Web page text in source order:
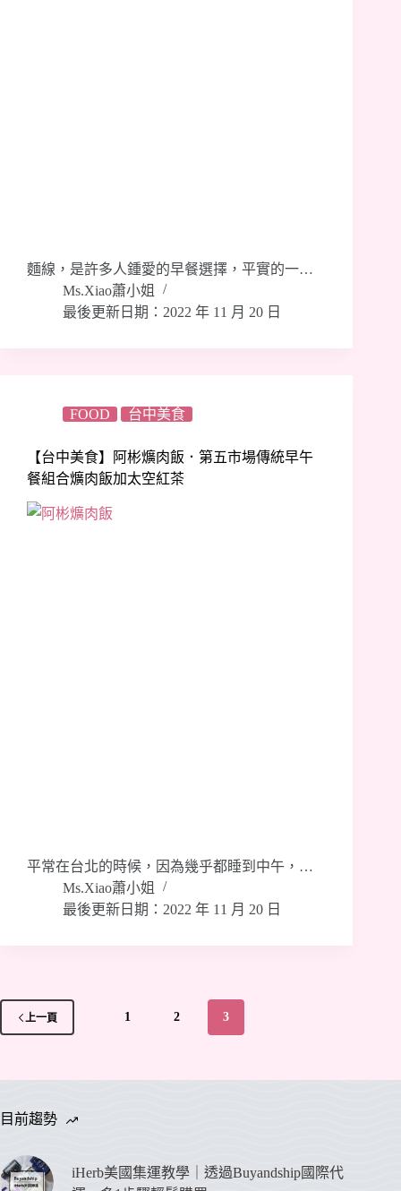
麵線，是許多人鍾愛的早餐選擇，平實的一…
Ms.Xiao蕭小姐
最後更新日期：2022 年 11 月 20 日
FOOD 台中美食
【台中美食】阿彬爌肉飯．第五市場傳統早午
餐組合爌肉飯加太空紅茶
平常在台北的時候，因為幾乎都睡到中午，…
Ms.Xiao蕭小姐
最後更新日期：2022 年 11 月 20 日
上一頁 1 2 3
目前趨勢
iHerb美國集運教學｜透過Buyandship國際代